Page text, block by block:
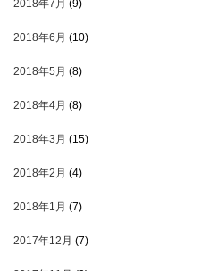
2018年7月 (9)
2018年6月 (10)
2018年5月 (8)
2018年4月 (8)
2018年3月 (15)
2018年2月 (4)
2018年1月 (7)
2017年12月 (7)